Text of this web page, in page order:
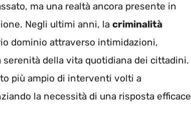
ma una realtà ancora presente in
Negli ultimi anni, la criminalità
dominio attraverso intimidazioni,
della vita quotidiana dei cittadini.
più ampio di interventi volti a
la necessità di una risposta efficace